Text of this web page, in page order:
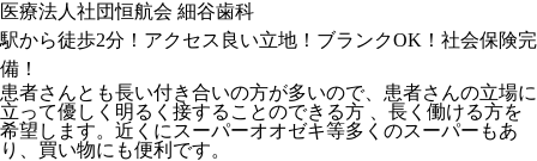
医療法人社団恒航会 細谷歯科
駅から徒歩2分！アクセス良い立地！ブランクOK！社会保険完
備！
患者さんとも長い付き合いの方が多いので、患者さんの立場に
立って優しく明るく接することのできる方 、長く働ける方を
希望します。近くにスーパーオオゼキ等多くのスーパーもあ
り、買い物にも便利です。